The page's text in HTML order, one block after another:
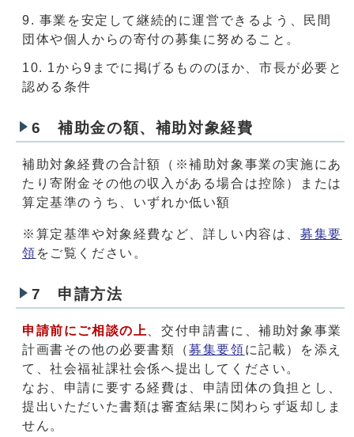
事業を安定して継続的に運営できるよう、民間
団体や個人からの寄付の募集に努めること。
1から9までに掲げるもののほか、市長が必要と
認める条件
6 補助金の額、補助対象経費
補助対象経費の合計額（※補助対象事業の実施にあ
たり寄附金その他の収入がある場合は控除）または
算定基準のうち、いずれか低い額
※算定基準や対象経費など、詳しい内容は、募集要
領 をご覧ください。
7 申請方法
申請前にご相談の上
、交付申請書に、補助対象事業
計画書その他の必要書類（募集要領に記載）を添え
て、社会福祉課社会係へ提出してください。
なお、申請に要する経費は、申請団体の負担とし、
提出いただいた書類は審査結果に関わらず返却しま
せん。